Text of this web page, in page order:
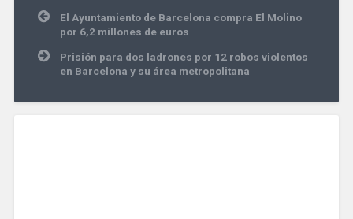
Navegación
de
entradas
El Ayuntamiento de Barcelona compra El Molino
por 6,2 millones de euros
Prisión para dos ladrones por 12 robos violentos
en Barcelona y su área metropolitana